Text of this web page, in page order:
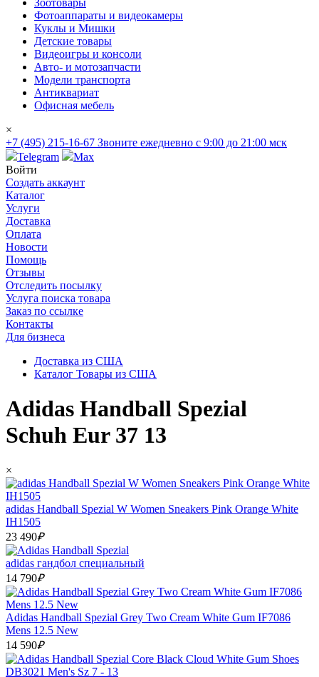
Зоотовары
Фотоаппараты и видеокамеры
Куклы и Мишки
Детские товары
Видеоигры и консоли
Авто- и мотозапчасти
Модели транспорта
Антиквариат
Офисная мебель
×
+7 (495) 215-16-67 Звоните ежедневно с 9:00 до 21:00 мск
Telegram
Max
Войти
Создать аккаунт
Каталог
Услуги
Доставка
Оплата
Новости
Помощь
Отзывы
Отследить посылку
Услуга поиска товара
Заказ по ссылке
Контакты
Для бизнеса
Доставка из США
Каталог Товары из США
Adidas Handball Spezial
Schuh Eur 37 13
×
adidas Handball Spezial W Women Sneakers Pink Orange White
IH1505
23 490₽
adidas гандбол специальный
14 790₽
Adidas Handball Spezial Grey Two Cream White Gum IF7086
Mens 12.5 New
14 590₽